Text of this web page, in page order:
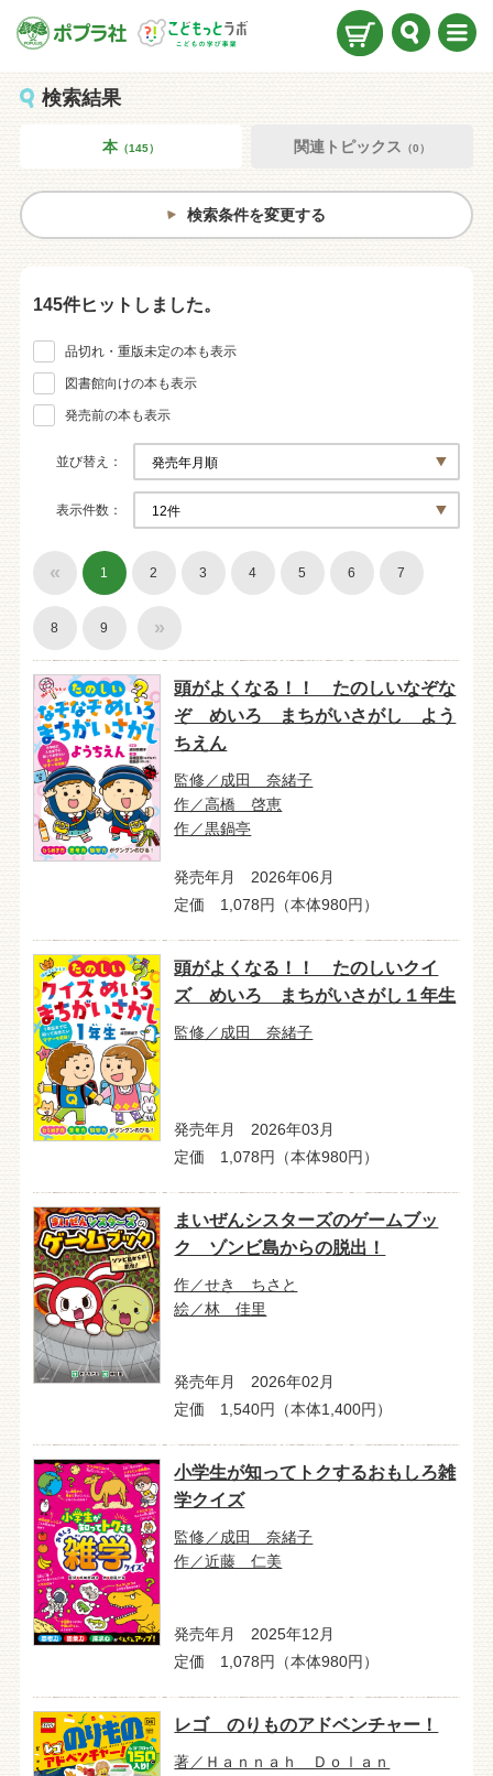
検索結果
本（145） 関連トピックス （0）
検索条件を変更する
145件ヒットしました。
品切れ・重版未定の本も表示
図書館向けの本も表示
発売前の本も表示
並び替え
表示件数
« 1 2 3 4 5 6 7
8 9 »
頭がよくなる！！ たのしいなぞな
ぞ めいろ まちがいさがし よう
ちえん
監修／成田 奈緒子
作／高橋 啓恵
作／黒鍋亭
発売年月 2026年06月
定価 1,078円（本体980円）
頭がよくなる！！ たのしいクイ
ズ めいろ まちがいさがし１年生
監修／成田 奈緒子
発売年月 2026年03月
定価 1,078円（本体980円）
まいぜんシスターズのゲームブッ
ク ゾンビ島からの脱出！
作／せき ちさと
絵／林 佳里
発売年月 2026年02月
定価 1,540円（本体1,400円）
小学生が知ってトクするおもしろ雑
学クイズ
監修／成田 奈緒子
作／近藤 仁美
発売年月 2025年12月
定価 1,078円（本体980円）
レゴ のりものアドベンチャー！
著／Ｈａｎｎａｈ Ｄｏｌａｎ